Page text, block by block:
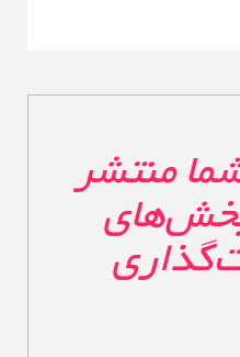
منتشر